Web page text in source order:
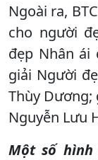
Ngoài ra,
cho người
đẹp Nhân ái
giải Người
Thùy Dương;
Nguyễn Lưu
Một số hình